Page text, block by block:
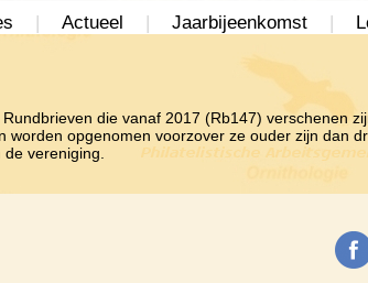
| Actueel | Jaarbijeenkomst |
die vanaf 2017 (Rb147) verschenen
opgenomen voorzover ze ouder zijn dan
vereniging.